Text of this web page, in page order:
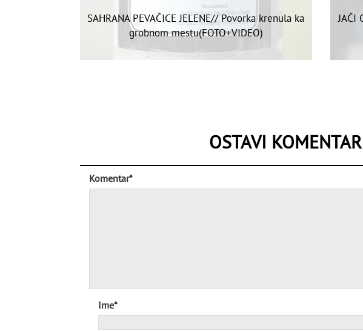
SAHRANA PEVAČICE JELENE// Povorka krenula ka
grobnom mestu(FOTO+VIDEO)
JAČI
OSTAVI
Komentar*
Ime*